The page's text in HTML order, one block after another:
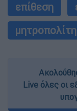
επίθεση
Live όλες οι